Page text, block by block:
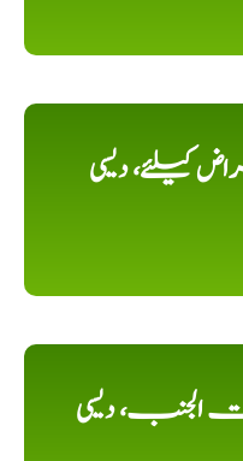
کیلئے، دیسی
الجنب، دیسی